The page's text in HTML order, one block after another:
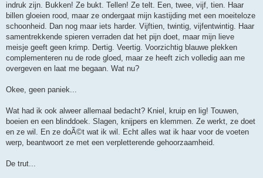
indruk zijn. Bukken! Ze bukt. Tellen! Ze telt. Een, twee, vijf, tien. Haar
billen gloeien rood, maar ze ondergaat mijn kastijding met een moeiteloze
schoonheid. Dan nog maar iets harder. Vijftien, twintig, vijfentwintig. Haar
samentrekkende spieren verraden dat het pijn doet, maar mijn lieve
meisje geeft geen krimp. Dertig. Veertig. Voorzichtig blauwe plekken
complementeren nu de rode gloed, maar ze heeft zich volledig aan me
overgeven en laat me begaan. Wat nu?
Okee, geen paniek...
Wat had ik ook alweer allemaal bedacht? Kniel, kruip en lig! Touwen,
boeien en een blinddoek. Slagen, knijpers en klemmen. Ze werkt, ze doet
en ze wil. En ze doÃ©t wat ik wil. Echt alles wat ik haar voor de voeten
werp, beantwoort ze met een verpletterende gehoorzaamheid.
De trut...